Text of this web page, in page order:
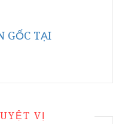
GỐC TẠI
VỊ